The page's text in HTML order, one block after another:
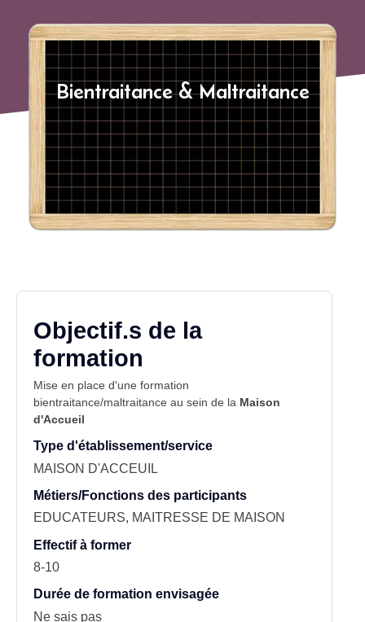
Bientraitance & Maltraitance
Objectif.s de la
formation
Mise en place d'une formation
bientraitance/maltraitance au sein de la Maison
d'Accueil
Type d'établissement/service
MAISON D'ACCEUIL
Métiers/Fonctions des participants
EDUCATEURS, MAITRESSE DE MAISON
Effectif à former
8-10
Durée de formation envisagée
Ne sais pas